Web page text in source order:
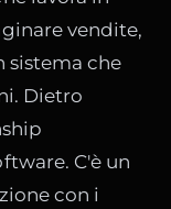
vendite,
sistema che
Dietro
C'è un
con i